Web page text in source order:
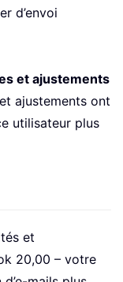
d’envoi
et ajustements
ajustements ont
utilisateur plus
et
20,00 – votre